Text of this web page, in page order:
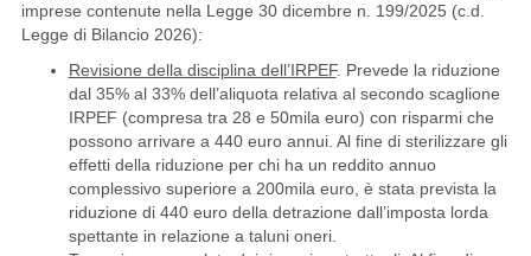
imprese contenute nella Legge 30 dicembre n. 199/2025 (c.d.
Legge di Bilancio 2026):
Revisione della disciplina dell’IRPEF. Prevede la riduzione
dal 35% al 33% dell’aliquota relativa al secondo scaglione
IRPEF (compresa tra 28 e 50mila euro) con risparmi che
possono arrivare a 440 euro annui. Al fine di sterilizzare gli
effetti della riduzione per chi ha un reddito annuo
complessivo superiore a 200mila euro, è stata prevista la
riduzione di 440 euro della detrazione dall’imposta lorda
spettante in relazione a taluni oneri.